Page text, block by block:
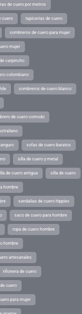
de cuero por metros
cuero tapicerias de cuero
sombreros de cuero para mujer
mujer
carpincho
colombiano
sombreros de cuero blanco
de cuero comodo
sofas de cuero baratos
silla de cuero y metal
de cuero antigua silla de cuero
hombre
sandalias de cuero hippies
saco de cuero para hombre
ropa de cuero hombre
hombre
artesanales
riñonera de cuero
cuero
para mujer